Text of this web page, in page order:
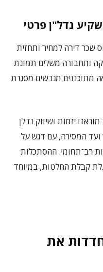
נדל"ן פרטי
שכר דירה למחיר ותחזית
ותחבורה משלים תמונת
מתוכננים מגבשים מסגרת
יזמות ושיווק נדלן
ועד המסירה, עם דגש על
רב־תחומי. ההסתכלות
קבלת החלטות, במיוחד
את